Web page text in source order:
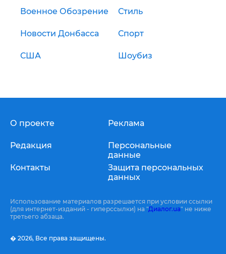
Военное Обозрение Стиль
Новости Донбасса Спорт
США Шоубиз
О проекте
Редакция
Контакты
Реклама
Персональные
данные
Защита персональных
данных
Использование материалов разрешается при условии ссылки
(для интернет-изданий - гиперссылки) на "Диалог.ua" не ниже
третьего абзаца.
� 2026, Все права защищены.